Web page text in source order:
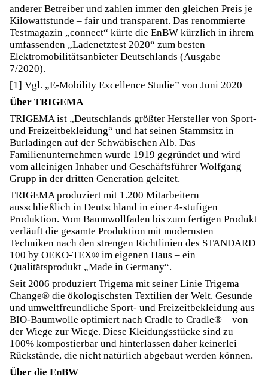
anderer Betreiber und zahlen immer den gleichen Preis je
Kilowattstunde – fair und transparent. Das renommierte
Testmagazin „connect“ kürte die EnBW kürzlich in ihrem
umfassenden „Ladenetztest 2020“ zum besten
Elektromobilitätsanbieter Deutschlands (Ausgabe
7/2020).
[1] Vgl. „E-Mobility Excellence Studie” von Juni 2020
Über TRIGEMA
TRIGEMA ist „Deutschlands größter Hersteller von Sport-
und Freizeitbekleidung“ und hat seinen Stammsitz in
Burladingen auf der Schwäbischen Alb. Das
Familienunternehmen wurde 1919 gegründet und wird
vom alleinigen Inhaber und Geschäftsführer Wolfgang
Grupp in der dritten Generation geleitet.
TRIGEMA produziert mit 1.200 Mitarbeitern
ausschließlich in Deutschland in einer 4-stufigen
Produktion. Vom Baumwollfaden bis zum fertigen Produkt
verläuft die gesamte Produktion mit modernsten
Techniken nach den strengen Richtlinien des STANDARD
100 by OEKO-TEX® im eigenen Haus – ein
Qualitätsprodukt „Made in Germany“.
Seit 2006 produziert Trigema mit seiner Linie Trigema
Change® die ökologischsten Textilien der Welt. Gesunde
und umweltfreundliche Sport- und Freizeitbekleidung aus
BIO-Baumwolle optimiert nach Cradle to Cradle® – von
der Wiege zur Wiege. Diese Kleidungsstücke sind zu
100% kompostierbar und hinterlassen daher keinerlei
Rückstände, die nicht natürlich abgebaut werden können.
Über die EnBW